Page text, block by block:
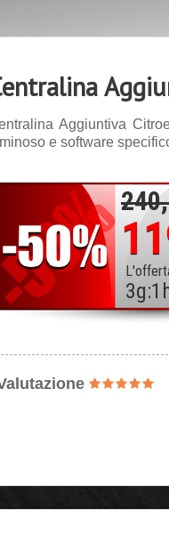
Aggiuntiva
e software
3g:1